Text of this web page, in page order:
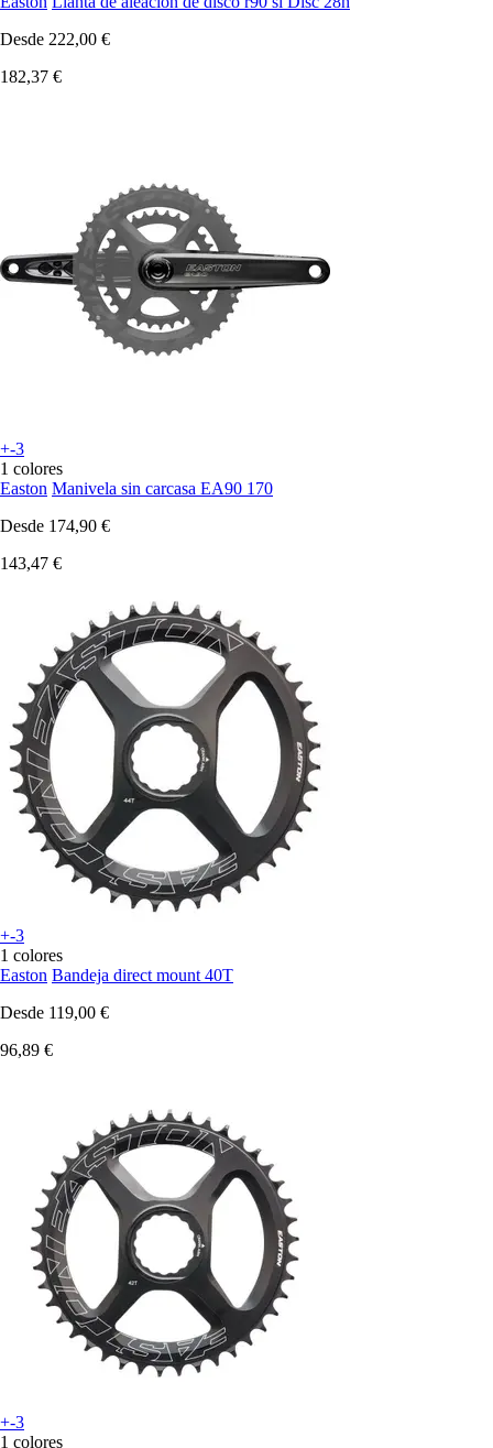
Desde 222,00 €
182,37 €
+-3
1 colores
Easton Manivela sin carcasa EA90 170
Desde 174,90 €
143,47 €
+-3
1 colores
Easton Bandeja direct mount 40T
Desde 119,00 €
96,89 €
+-3
1 colores